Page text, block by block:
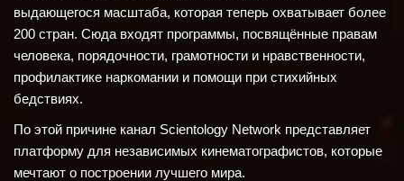
выдающегося масштаба, которая теперь охватывает более
200 стран. Сюда входят программы, посвящённые правам
человека, порядочности, грамотности и нравственности,
профилактике наркомании и помощи при стихийных
бедствиях.
По этой причине канал Scientology Network представляет
платформу для независимых кинематографистов, которые
мечтают о построении лучшего мира.